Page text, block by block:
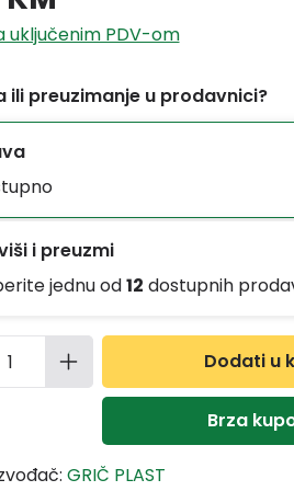
uključenim PDV-om
ili preuzimanje u prodavnici?
i preuzmi
jednu od12 dostupnih
proizvoda: Dodati u
Brza
GRIČ PLAST